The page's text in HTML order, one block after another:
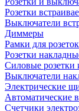
Розетки
Выключатели
Диммеры
Рамки для
Розетки
Силовые розетки
Выключатели
Электрические
Автоматические
Счетчики